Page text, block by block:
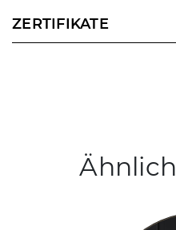
ZERTIFIKATE